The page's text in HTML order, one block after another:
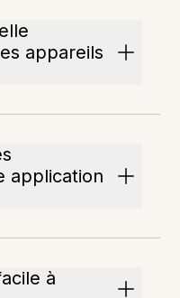
appareils
application
à